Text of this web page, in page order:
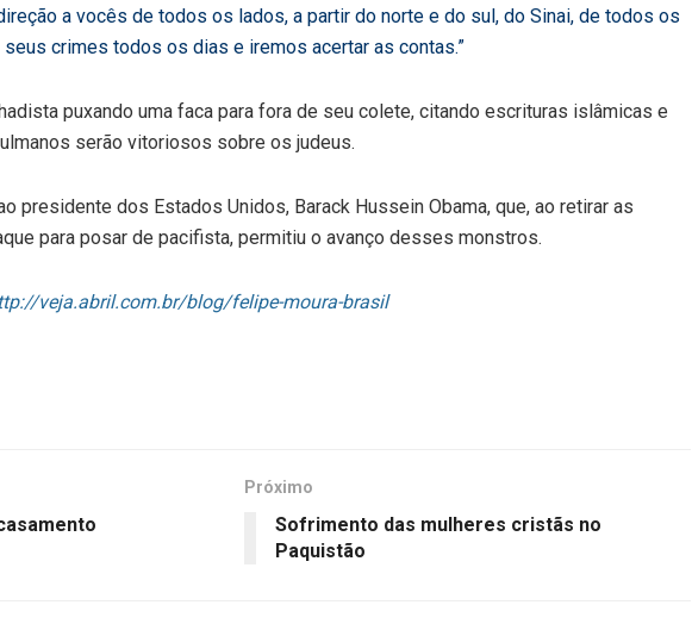
a vocês de todos os lados, a partir do norte e do sul, do Sinai, de todos os
crimes todos os dias e iremos acertar as contas.”
puxando uma faca para fora de seu colete, citando escrituras islâmicas e
serão vitoriosos sobre os judeus.
presidente dos Estados Unidos, Barack Hussein Obama, que, ao retirar as
para posar de pacifista, permitiu o avanço desses monstros.
veja.abril.com.br/blog/felipe-moura-brasil
Próximo
Sofrimento das mulheres cristãs no
Paquistão